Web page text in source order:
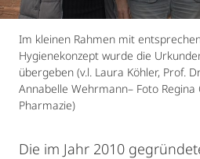
Im kleinen Rahmen mit
Hygienekonzept wurde die
übergeben (v.l. Laura Köhler, Prof.
Annabelle Wehrmann– Foto Regina
Pharmazie)
Die im Jahr 2010